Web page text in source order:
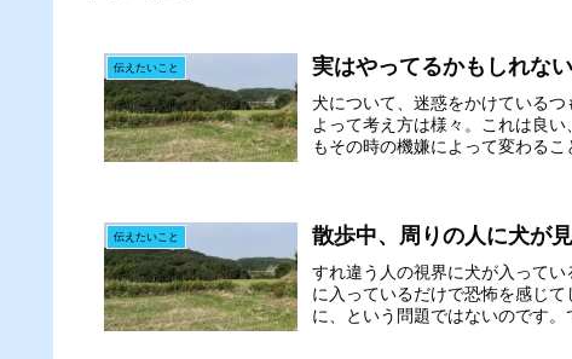
伝えたいこと 実はやってるかもしれな
犬について、迷惑をかけている
よって考え方は様々。これは良
もその時の機嫌によって変わる
伝えたいこと 散歩中、周りの人に犬が
すれ違う人の視界に犬が入って
に入っているだけで恐怖を感じ
に、という問題ではないのです